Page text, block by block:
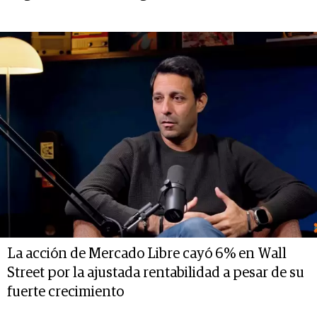
La acción de Mercado Libre cayó 6% en Wall
Street por la ajustada rentabilidad a pesar de su
fuerte crecimiento